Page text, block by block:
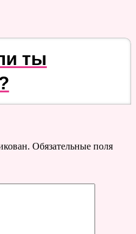
ты
Обязательные поля